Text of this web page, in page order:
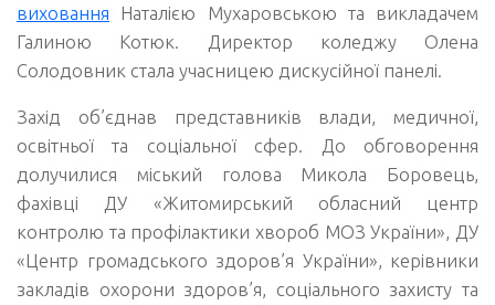
виховання Наталією Мухаровською та викладачем
Галиною Котюк. Директор коледжу Олена
Солодовник стала учасницею дискусійної панелі.
Захід об’єднав представників влади, медичної,
освітньої та соціальної сфер. До обговорення
долучилися міський голова Микола Боровець,
фахівці ДУ «Житомирський обласний центр
контролю та профілактики хвороб МОЗ України», ДУ
«Центр громадського здоров’я України», керівники
закладів охорони здоров’я, соціального захисту та